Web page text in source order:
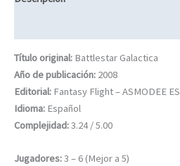
Título original: Battlestar Galactica
Año de publicación: 2008
Editorial: Fantasy Flight – ASMODEE ES
Idioma: Español
Complejidad:3.24 / 5.00
Jugadores:3 – 6 (Mejor a 5)